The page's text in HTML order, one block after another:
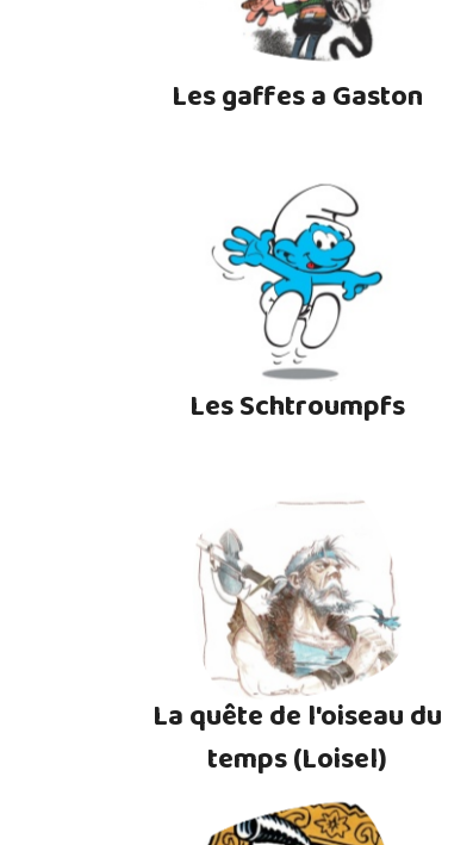
Les gaffes a Gaston
Les Schtroumpfs
La quête de l'oiseau du
temps (Loisel)